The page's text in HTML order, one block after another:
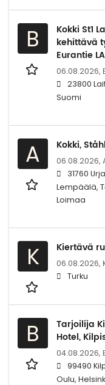
B
Kokki St1
kehittävä
Eurantie
06.08.2026,
23800
Suomi
A Kokki,
06.08.2026,
31760
Lempäälä,
Loimaa
K Kiertävä
06.08.2026,
Turku
B
Tarjoilija
Hotel,
04.08.2026,
99490
Oulu,